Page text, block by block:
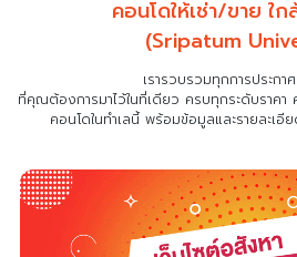
คอนโดให้เช่า/ขาย ใ
(Sripatum
เรารวบรวมทุกการประกาศ
ที่คุณต้องการมาไว้ในที่เดียว ครบทุกระดับราค
คอนโดในทำเลนี้ พร้อมข้อมูลและรายละเ